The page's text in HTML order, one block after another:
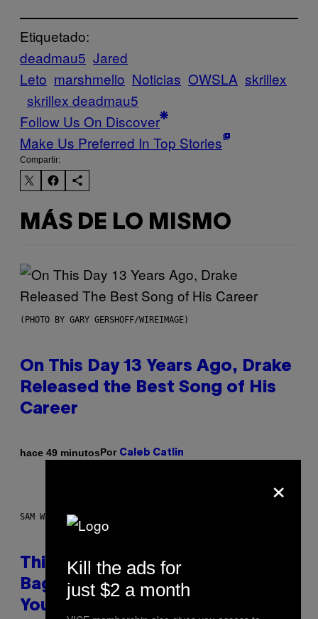
Etiquetado:
deadmau5 Jared
Leto marshmello Noticias OWSLA skrillex
skrillex deadmau5
Follow Us On Discover
Make Us Preferred In Top Stories
Compartir:
MÁS DE LO MISMO
(PHOTO BY GARY GERSHOFF/WIREIMAGE)
On This Day 13 Years Ago, Drake
Released the Best Song of His
Career
hace 49 minutosPor Caleb Catlin
SAM WATANUKI FOR VICE
This Discreet Lockable Sex Toy
Bag Is the Nightstand Upgrade
Your Play Drawer Needs
×
Kill the ads for
just $2 a month